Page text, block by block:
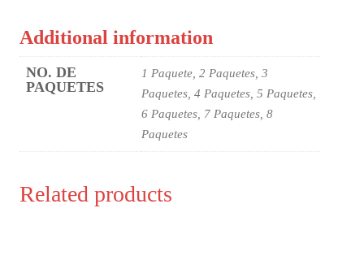
Additional information
NO. DE
PAQUETES
1 Paquete, 2 Paquetes, 3
Paquetes, 4 Paquetes, 5 Paquetes,
6 Paquetes, 7 Paquetes, 8
Paquetes
Related products